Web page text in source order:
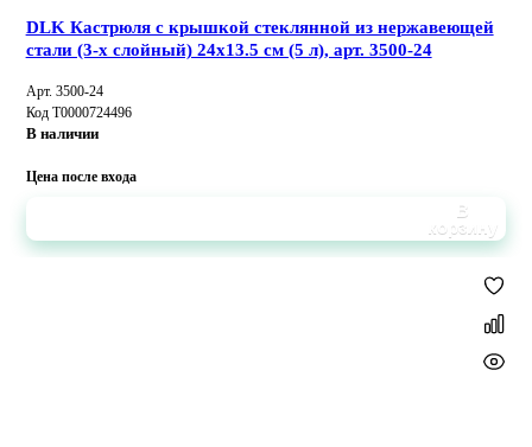
DLK Кастрюля с крышкой стеклянной из нержавеющей
стали (3-х слойный) 24x13.5 см (5 л), арт. 3500-24
Арт. 3500-24
Код Т0000724496
В наличии
Цена после входа
В
корзину